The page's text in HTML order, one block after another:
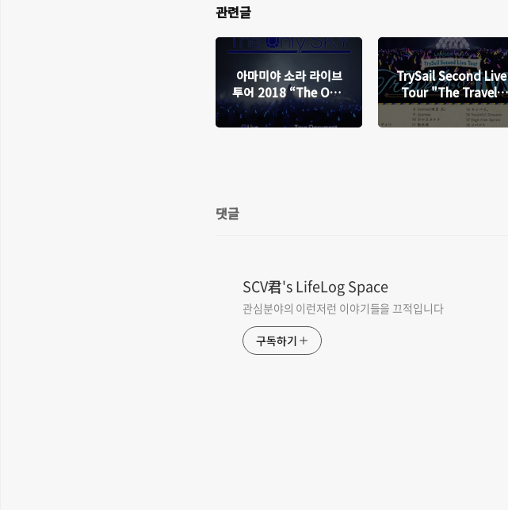
관련글
아마미야 소라 라이브
투어 2018 “The Only
SKY” 블루레이 감상
TrySail Second Live
Tour "The Travels
of TrySail" 라이브 블
루레이 감상
댓글
SCV君's LifeLog Space
관심분야의 이런저런 이야기들을 끄적입니다
구독하기